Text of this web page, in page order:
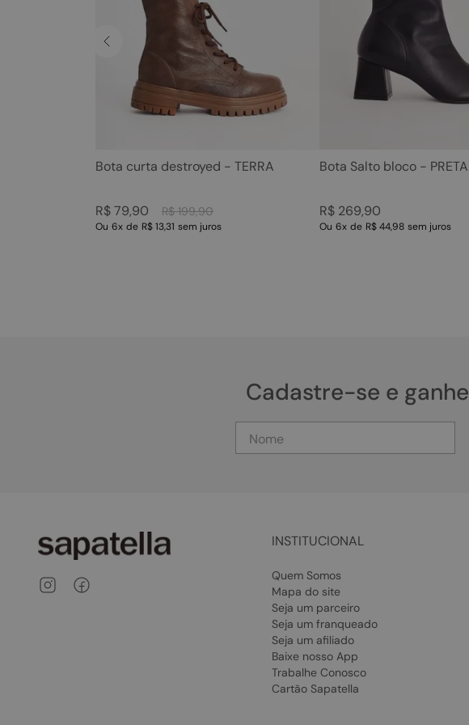
Bota curta destroyed - TERRA
R$ 199,90
R$79,90
Ou 6x de R$ 13,31 sem juros
Bota Salto bloco - PRETA
R$ 269,90
Ou 6x de R$ 44,98 sem juros
Cadastre-se e ganhe
INSTITUCIONAL
Quem Somos
Mapa do site
Seja um parceiro
Seja um franqueado
Seja um afiliado
Baixe nosso App
Trabalhe Conosco
Cartão Sapatella
rasteira
tamanco
bolsa
sapatilha